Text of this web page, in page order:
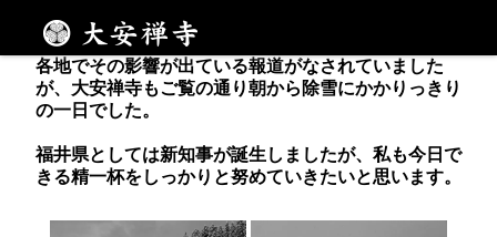
昨日は雪が降りしきる一日
各地でその影響が出ている報道がなされていました
が、大安禅寺もご覧の通り朝から除雪にかかりっきり
の一日でした。
福井県としては新知事が誕生しましたが、私も今日で
きる精一杯をしっかりと努めていきたいと思います。